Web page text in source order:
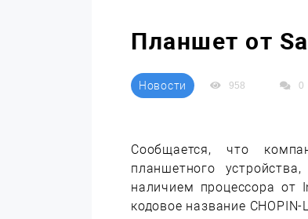
Планшет от
Новости 958 0
Сообщается, что
планшетного
наличием процессора от
кодовое название CHOPIN-